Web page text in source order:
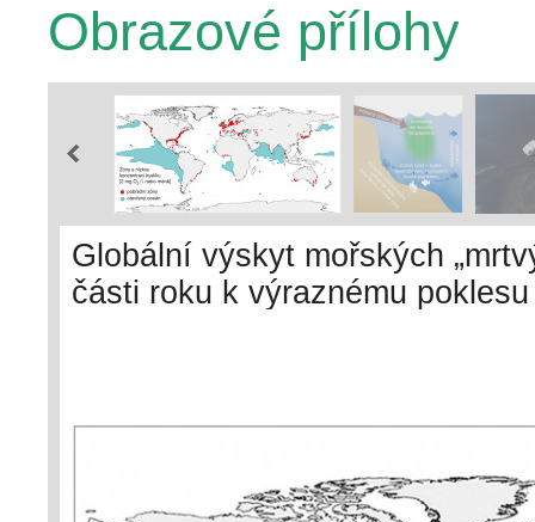
Obrazové přílohy
Globální výskyt mořských
části roku k výraznému
Oxygen Network (GO2NE),